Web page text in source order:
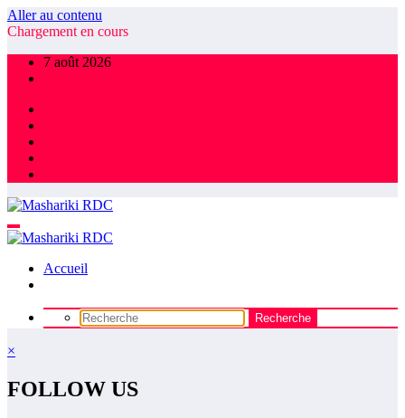
Aller au contenu
Chargement en cours
7 août 2026
Accueil
×
FOLLOW US